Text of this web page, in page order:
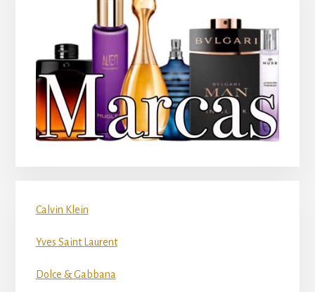
Calvin Klein
Yves Saint Laurent
Dolce & Gabbana